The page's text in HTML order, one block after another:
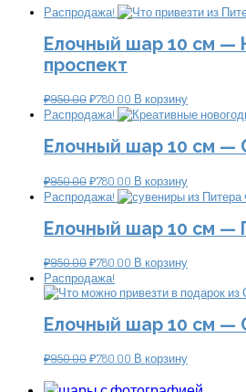
Распродажа!
Елочный шар 10 см —
проспект
₽950.00₽780.00 В корзину
Распродажа!
Елочный шар 10 см —
₽950.00₽780.00 В корзину
Распродажа!
Елочный шар 10 см —
₽950.00₽780.00 В корзину
Распродажа!
Елочный шар 10 см —
₽950.00₽780.00 В корзину